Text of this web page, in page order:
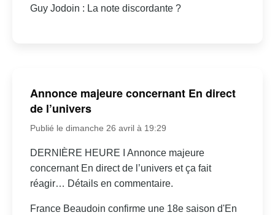
Guy Jodoin : La note discordante ?
Annonce majeure concernant En direct
de l’univers
Publié le dimanche 26 avril à 19:29
DERNIÈRE HEURE I Annonce majeure
concernant En direct de l’univers et ça fait
réagir… Détails en commentaire.
France Beaudoin confirme une 18e saison d'En